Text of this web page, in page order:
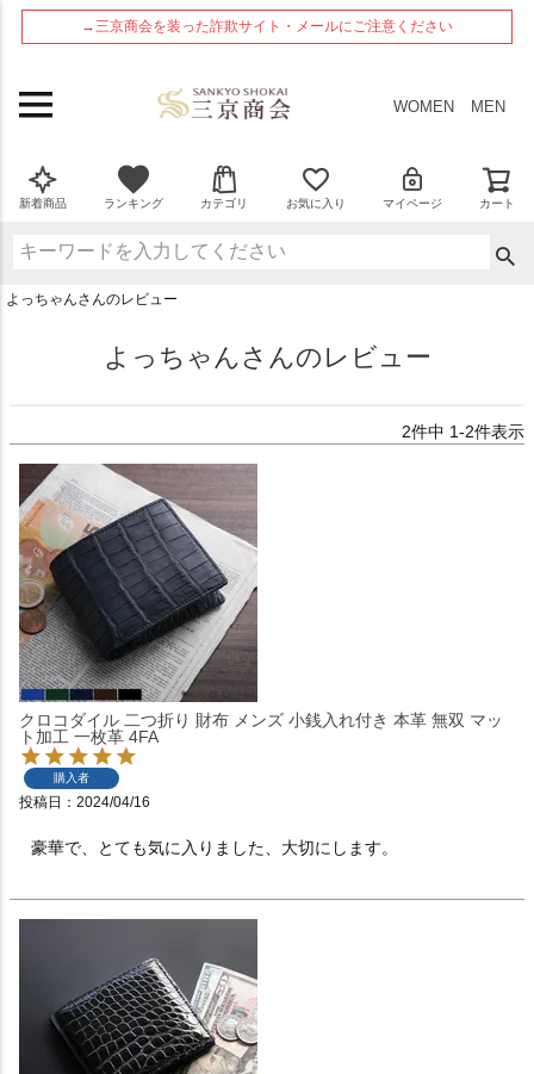
→三京商会を装った詐欺サイト・メールにご注意ください
WOMEN MEN
新着商品 ランキング カテゴリ お気に入り マイページ カート
よっちゃんさんのレビュー
よっちゃんさんのレビュー
2件中 1-2件表示
クロコダイル 二つ折り 財布 メンズ 小銭入れ付き 本革 無双 マッ
ト加工 一枚革 4FA
購入者
投稿日 2024/04/16
豪華で、とても気に入りました、大切にします。
ペー